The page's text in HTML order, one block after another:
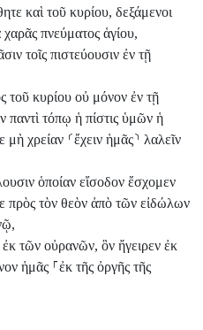
καὶ τοῦ κυρίου, δεξάμενοι
πνεύματος ἁγίου,
τοῖς πιστεύουσιν ἐν τῇ
τοῦ κυρίου οὐ μόνον ἐν τῇ
παντὶ τόπῳ ἡ πίστις ὑμῶν ἡ
μὴ χρείαν ⸂ἔχειν ἡμᾶς⸃ λαλεῖν
ὁποίαν εἴσοδον ἔσχομεν
πρὸς τὸν θεὸν ἀπὸ τῶν εἰδώλων
ἐκ τῶν οὐρανῶν, ὃν ἤγειρεν ἐκ
ἡμᾶς ⸀ἐκ τῆς ὀργῆς τῆς